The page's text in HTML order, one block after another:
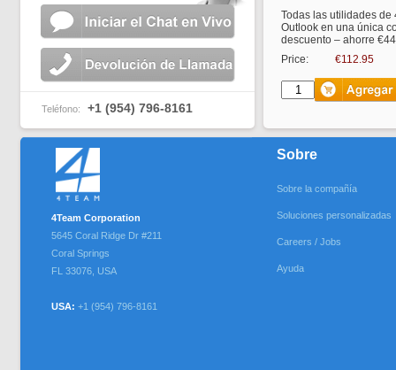
Teléfono: +1 (954) 796-8161
Todas las utilidades de
Outlook en una única
descuento – ahorre
Price:
€112.95
4Team Corporation
5645 Coral Ridge Dr #211
Coral Springs
FL 33076 USA
USA: +1 (954) 796-8161
Sobre
Sobre la compañía
Soluciones personalizadas
Careers / Jobs
Ayuda